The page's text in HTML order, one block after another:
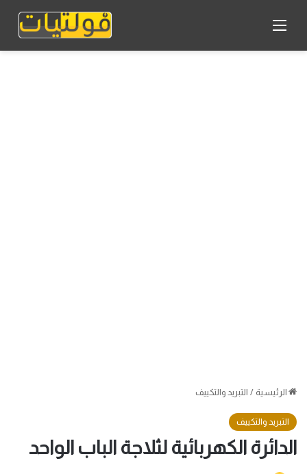
القائمة
الرئيسية / التبريد والتكييف
التبريد والتكييف
الدائرة الكهربائية لثلاجة الباب الواحد